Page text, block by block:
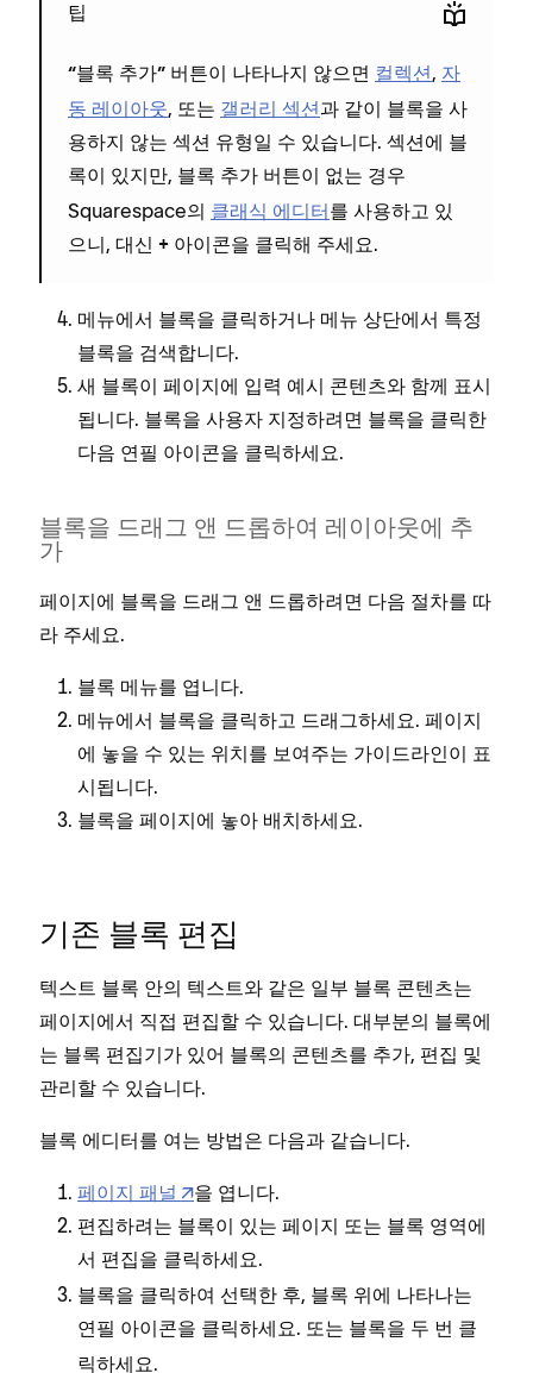
팁
“블록 추가” 버튼이 나타나지 않으면 컬렉션, 자
동 레이아웃, 또는 갤러리 섹션과 같이 블록을 사
용하지 않는 섹션 유형일 수 있습니다. 섹션에 블
록이 있지만, 블록 추가 버튼이 없는 경우
Squarespace의 클래식 에디터를 사용하고 있
으니, 대신 + 아이콘을 클릭해 주세요.
메뉴에서 블록을 클릭하거나 메뉴 상단에서 특정
블록을 검색합니다.
새 블록이 페이지에 입력 예시 콘텐츠와 함께 표시
됩니다. 블록을 사용자 지정하려면 블록을 클릭한
다음 연필 아이콘을 클릭하세요.
블록을 드래그 앤 드롭하여 레이아웃에 추
가
페이지에 블록을 드래그 앤 드롭하려면 다음 절차를 따
라 주세요.
블록 메뉴를 엽니다.
메뉴에서 블록을 클릭하고 드래그하세요. 페이지
에 놓을 수 있는 위치를 보여주는 가이드라인이 표
시됩니다.
블록을 페이지에 놓아 배치하세요.
기존 블록 편집
텍스트 블록 안의 텍스트와 같은 일부 블록 콘텐츠는
페이지에서 직접 편집할 수 있습니다. 대부분의 블록에
는 블록 편집기가 있어 블록의 콘텐츠를 추가, 편집 및
관리할 수 있습니다.
블록 에디터를 여는 방법은 다음과 같습니다.
페이지 패널
을 엽니다.
편집하려는 블록이 있는 페이지 또는 블록 영역에
서 편집을 클릭하세요.
블록을 클릭하여 선택한 후, 블록 위에 나타나는
연필 아이콘을 클릭하세요. 또는 블록을 두 번 클
릭하세요.